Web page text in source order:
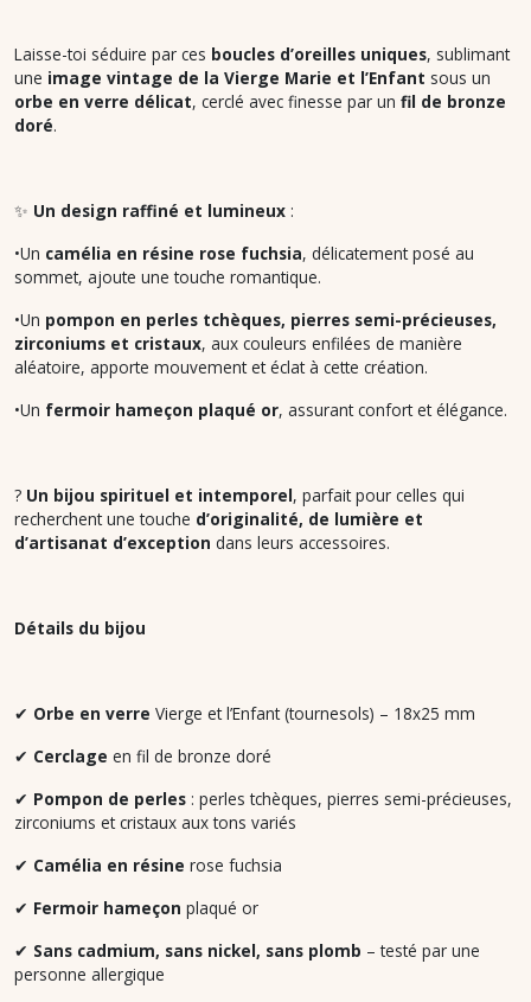
Laisse-toi séduire par ces boucles d’oreilles uniques, sublimant
une image vintage de la Vierge Marie et l’Enfant sous un
orbe en verre délicat, cerclé avec finesse par un fil de bronze
doré.
✨ Un design raffiné et lumineux :
•Un camélia en résine rose fuchsia, délicatement posé au
sommet, ajoute une touche romantique.
•Un pompon en perles tchèques, pierres semi-précieuses,
zirconiums et cristaux, aux couleurs enfilées de manière
aléatoire, apporte mouvement et éclat à cette création.
•Un fermoir hameçon plaqué or, assurant confort et élégance.
? Un bijou spirituel et intemporel, parfait pour celles qui
recherchent une touche d’originalité, de lumière et
d’artisanat d’exception dans leurs accessoires.
Détails du bijou
✔ Orbe en verre Vierge et l’Enfant (tournesols) – 18x25 mm
✔ Cerclage en fil de bronze doré
✔ Pompon de perles : perles tchèques, pierres semi-précieuses,
zirconiums et cristaux aux tons variés
✔ Camélia en résine rose fuchsia
✔ Fermoir hameçon plaqué or
✔ Sans cadmium, sans nickel, sans plomb – testé par une
personne allergique